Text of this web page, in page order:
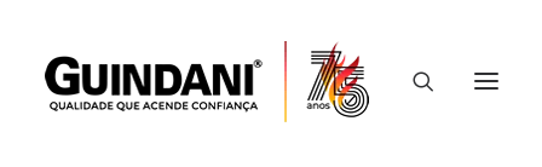
Show filters
Clear all